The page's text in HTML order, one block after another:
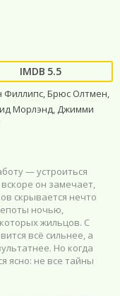
5.5
Филлипс, Брюс Олтмен,
Морлэнд, Джимми
— устроиться
он замечает,
скрывается нечто
ночью,
жильцов. С
всё сильнее, а
Но когда
ясно: не все тайны